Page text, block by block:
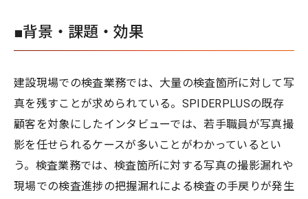
■背景・課題・効果
建設現場での検査業務では、大量の検査箇所に対して写
真を残すことが求められている。SPIDERPLUSの既存
顧客を対象にしたインタビューでは、若手職員が写真撮
影を任せられるケースが多いことがわかっているとい
う。検査業務では、検査箇所に対する写真の撮影漏れや
現場での検査進捗の把握漏れによる検査の手戻りが発生